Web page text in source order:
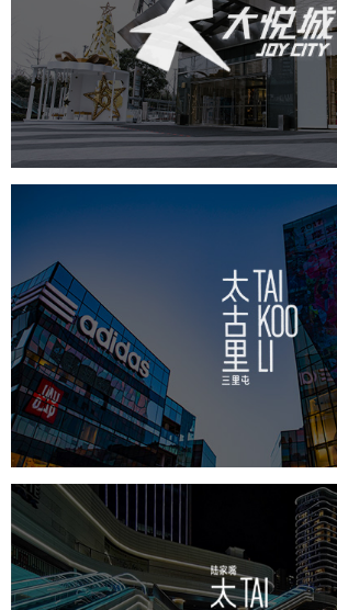
房地产 商业地产 地产网站建设
太古里
房地产 商业地产 地产网站建设
前滩太古里